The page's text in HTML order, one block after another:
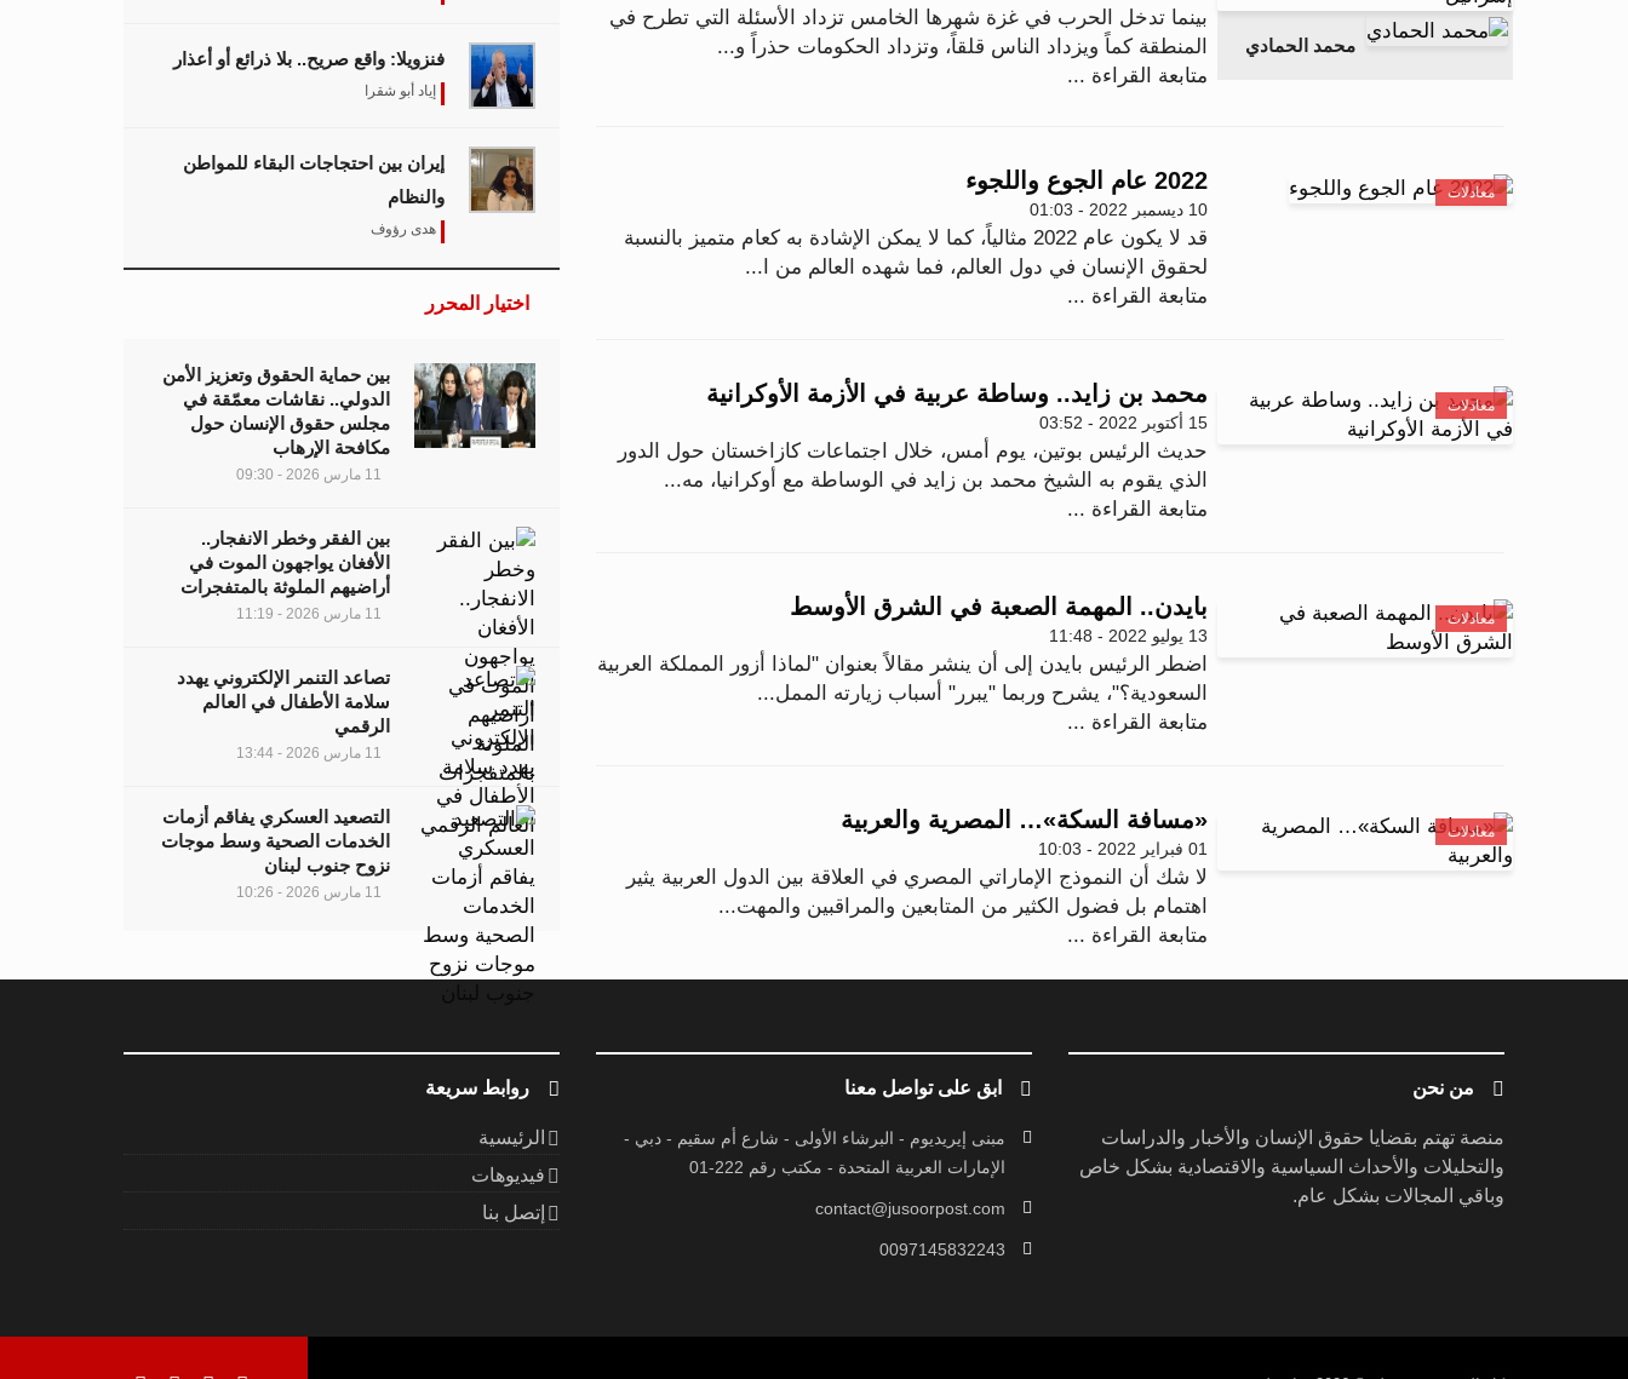
محمد الحمادي
بينما تدخل الحرب في غزة شهرها الخامس تزداد الأسئلة التي تطرح في
المنطقة كماً ويزداد الناس قلقاً، وتزداد الحكومات حذراً و...
متابعة القراءة ...
معادلات 2022 عام الجوع واللجوء
10 ديسمبر 2022 - 01:03
قد لا يكون عام 2022 مثالياً، كما لا يمكن الإشادة به كعام متميز بالنسبة
لحقوق الإنسان في دول العالم، فما شهده العالم من ا...
متابعة القراءة ...
معادلات محمد بن زايد.. وساطة عربية في الأزمة الأوكرانية
15 أكتوبر 2022 - 03:52
حديث الرئيس بوتين، يوم أمس، خلال اجتماعات كازاخستان حول الدور
الذي يقوم به الشيخ محمد بن زايد في الوساطة مع أوكرانيا، مه...
متابعة القراءة ...
معادلات بايدن.. المهمة الصعبة في الشرق الأوسط
13 يوليو 2022 - 11:48
اضطر الرئيس بايدن إلى أن ينشر مقالاً بعنوان "لماذا أزور المملكة العربية
السعودية؟"، يشرح وربما "يبرر" أسباب زيارته الممل...
متابعة القراءة ...
معادلات «مسافة السكة»… المصرية والعربية
01 فبراير 2022 - 10:03
لا شك أن النموذج الإماراتي المصري في العلاقة بين الدول العربية يثير
اهتمام بل فضول الكثير من المتابعين والمراقبين والمهت...
متابعة القراءة ...
فنزويلا: واقع صريح.. بلا ذرائع أو أعذار
إياد أبو شقرا
إيران بين احتجاجات البقاء للمواطن
والنظام
هدى رؤوف
اختيار المحرر
بين حماية الحقوق وتعزيز الأمن
الدولي.. نقاشات معمّقة في
مجلس حقوق الإنسان حول
مكافحة الإرهاب
11 مارس 2026 - 09:30
بين الفقر وخطر الانفجار..
الأفغان يواجهون الموت في
أراضيهم الملوثة بالمتفجرات
11 مارس 2026 - 11:19
تصاعد التنمر الإلكتروني يهدد
سلامة الأطفال في العالم
الرقمي
11 مارس 2026 - 13:44
التصعيد العسكري يفاقم أزمات
الخدمات الصحية وسط موجات
نزوح جنوب لبنان
11 مارس 2026 - 10:26
من نحن
منصة تهتم بقضايا حقوق الإنسان والأخبار والدراسات
والتحليلات والأحداث السياسية والاقتصادية بشكل خاص
وباقي المجالات بشكل عام.
ابق على تواصل معنا
مبنى إيريديوم - البرشاء الأولى - شارع أم سقيم - دبي -
الإمارات العربية المتحدة - مكتب رقم 222-01
contact@jusoorpost.com
0097145832243
روابط سريعة
الرئيسية
فيديوهات
إتصل بنا